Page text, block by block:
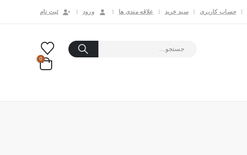
حساب کاربری سبد خرید علاقه مندی ها ورود ثبت نام
0